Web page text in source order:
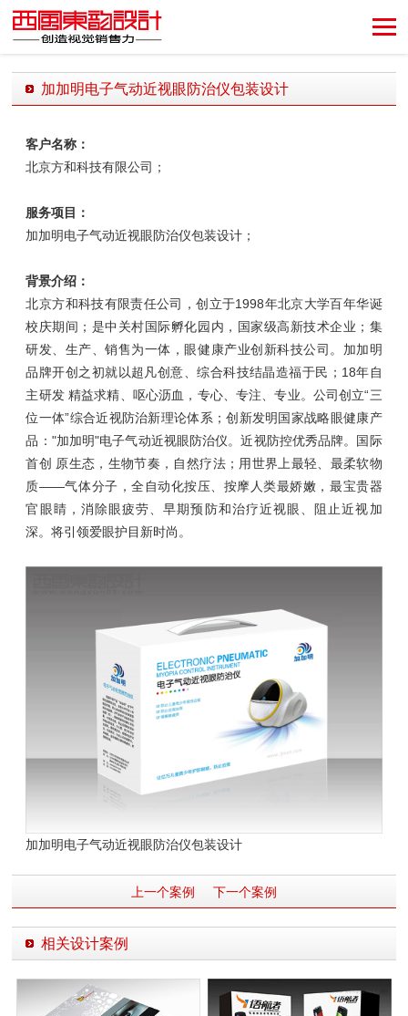
创造视觉销售力！
加加明电子气动近视眼防治仪包装设计
客户名称：
北京方和科技有限公司；
服务项目：
加加明电子气动近视眼防治仪包装设计；
背景介绍：
北京方和科技有限责任公司，创立于1998年北京大学百年华诞
校庆期间；是中关村国际孵化园内，国家级高新技术企业；集
研发、生产、销售为一体，眼健康产业创新科技公司。加加明
品牌开创之初就以超凡创意、综合科技结晶造福于民；18年自
主研发 精益求精、呕心沥血，专心、专注、专业。公司创立“三
位一体”综合近视防治新理论体系；创新发明国家战略眼健康产
品："加加明"电子气动近视眼防治仪。近视防控优秀品牌。国际
首创 原生态，生物节奏，自然疗法；用世界上最轻、最柔软物
质——气体分子，全自动化按压、按摩人类最娇嫩，最宝贵器
官眼睛，消除眼疲劳、早期预防和治疗近视眼、阻止近视加
深。将引领爱眼护目新时尚。
加加明电子气动近视眼防治仪包装设计
上一个案例 下一个案例
相关设计案例